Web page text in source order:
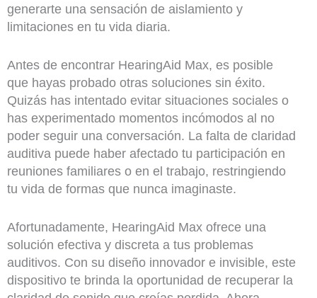
generarte una sensación de aislamiento y
limitaciones en tu vida diaria.
Antes de encontrar HearingAid Max, es posible
que hayas probado otras soluciones sin éxito.
Quizás has intentado evitar situaciones sociales o
has experimentado momentos incómodos al no
poder seguir una conversación. La falta de claridad
auditiva puede haber afectado tu participación en
reuniones familiares o en el trabajo, restringiendo
tu vida de formas que nunca imaginaste.
Afortunadamente, HearingAid Max ofrece una
solución efectiva y discreta a tus problemas
auditivos. Con su diseño innovador e invisible, este
dispositivo te brinda la oportunidad de recuperar la